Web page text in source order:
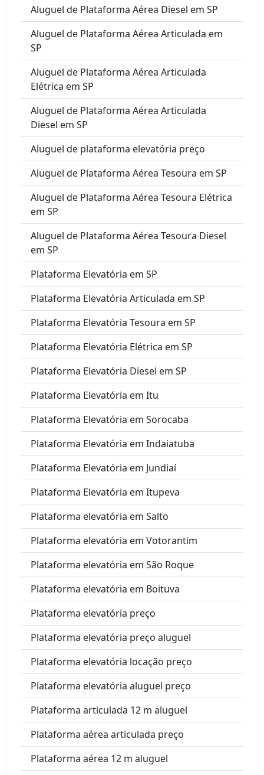
Aluguel de Plataforma Aérea Diesel em SP
Aluguel de Plataforma Aérea Articulada em
SP
Aluguel de Plataforma Aérea Articulada
Elétrica em SP
Aluguel de Plataforma Aérea Articulada
Diesel em SP
Aluguel de plataforma elevatória preço
Aluguel de Plataforma Aérea Tesoura em SP
Aluguel de Plataforma Aérea Tesoura Elétrica
em SP
Aluguel de Plataforma Aérea Tesoura Diesel
em SP
Plataforma Elevatória em SP
Plataforma Elevatória Articulada em SP
Plataforma Elevatória Tesoura em SP
Plataforma Elevatória Elétrica em SP
Plataforma Elevatória Diesel em SP
Plataforma Elevatória em Itu
Plataforma Elevatória em Sorocaba
Plataforma Elevatória em Indaiatuba
Plataforma Elevatória em Jundiaí
Plataforma Elevatória em Itupeva
Plataforma elevatória em Salto
Plataforma elevatória em Votorantim
Plataforma elevatória em São Roque
Plataforma elevatória em Boituva
Plataforma elevatória preço
Plataforma elevatória preço aluguel
Plataforma elevatória locação preço
Plataforma elevatória aluguel preço
Plataforma articulada 12 m aluguel
Plataforma aérea articulada preço
Plataforma aérea 12 m aluguel